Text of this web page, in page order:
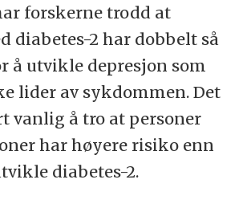
forskerne trodd at
diabetes-2 har dobbelt så
å utvikle depresjon som
lider av sykdommen. Det
vanlig å tro at personer
har høyere risiko enn
diabetes-2.